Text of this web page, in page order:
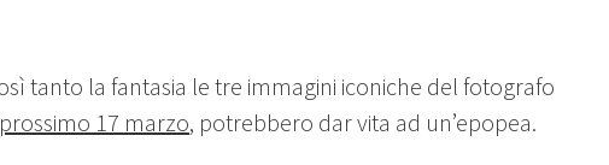
tanto la fantasia le tre immagini iconiche del fotografo
17 marzo, potrebbero dar vita ad un’epopea.